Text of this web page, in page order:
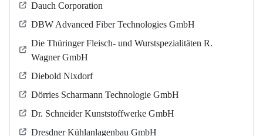
Dauch Corporation
DBW Advanced Fiber Technologies GmbH
Die Thüringer Fleisch- und Wurstspezialitäten R.
Wagner GmbH
Diebold Nixdorf
Dörries Scharmann Technologie GmbH
Dr. Schneider Kunststoffwerke GmbH
Dresdner Kühlanlagenbau GmbH